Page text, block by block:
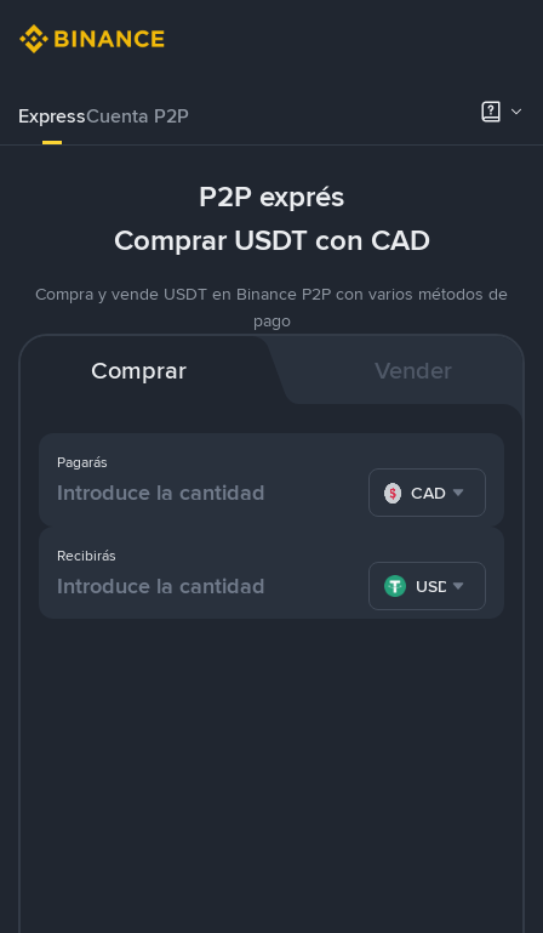
ExpressCuenta P2P
P2P exprés
Comprar USDT con CAD
Compra y vende USDT en Binance P2P con varios métodos de
pago
Comprar Vender
Pagarás
CAD
Recibirás
USDT